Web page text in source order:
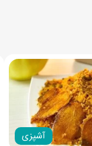
آشپزی